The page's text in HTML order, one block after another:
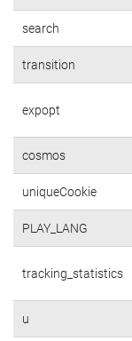
search
transition
expopt
cosmos
uniqueCookie
PLAY_LANG
tracking_statistics
u